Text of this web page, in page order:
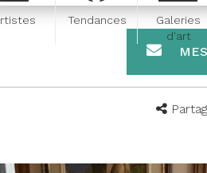
Tendances
Galeries
d'art